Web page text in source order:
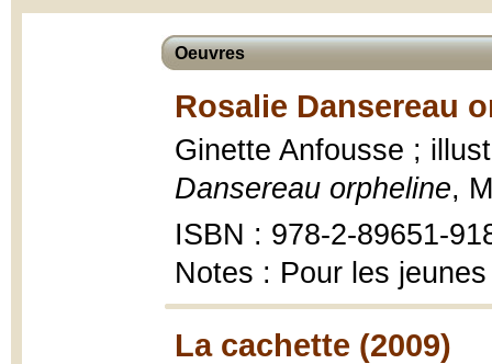
Oeuvres
Rosalie Dansereau
Ginette Anfousse ;
Dansereau orpheline,
ISBN : 978-2-89651-
Notes : Pour les
La cachette (2009)